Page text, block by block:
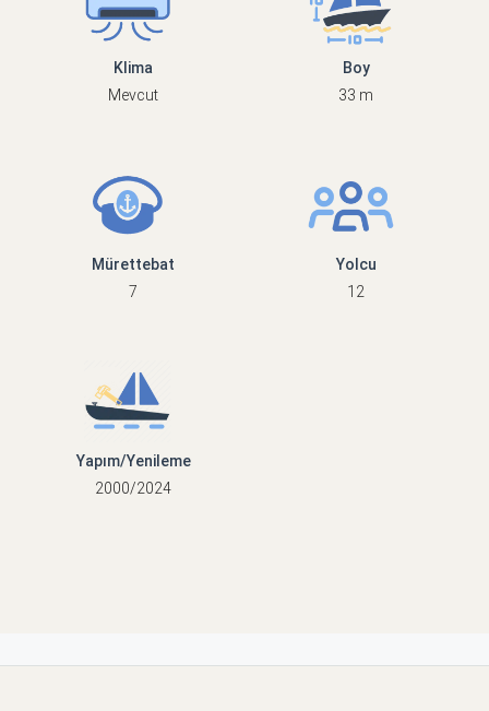
Klima
Mevcut
Boy
33 m
Mürettebat
7
Yolcu
12
Yapım/Yenileme
2000/2024